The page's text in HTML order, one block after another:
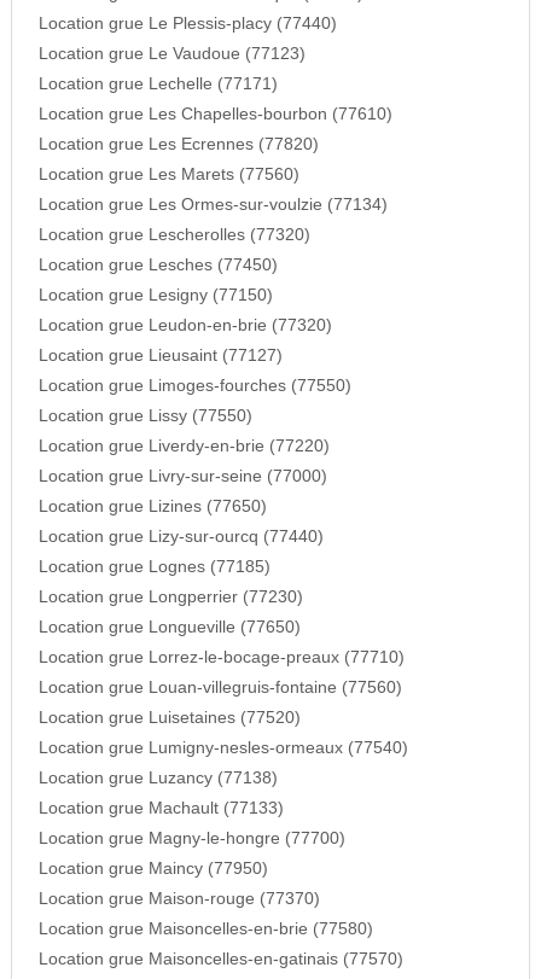
Location grue Le Plessis-placy (77440)
Location grue Le Vaudoue (77123)
Location grue Lechelle (77171)
Location grue Les Chapelles-bourbon (77610)
Location grue Les Ecrennes (77820)
Location grue Les Marets (77560)
Location grue Les Ormes-sur-voulzie (77134)
Location grue Lescherolles (77320)
Location grue Lesches (77450)
Location grue Lesigny (77150)
Location grue Leudon-en-brie (77320)
Location grue Lieusaint (77127)
Location grue Limoges-fourches (77550)
Location grue Lissy (77550)
Location grue Liverdy-en-brie (77220)
Location grue Livry-sur-seine (77000)
Location grue Lizines (77650)
Location grue Lizy-sur-ourcq (77440)
Location grue Lognes (77185)
Location grue Longperrier (77230)
Location grue Longueville (77650)
Location grue Lorrez-le-bocage-preaux (77710)
Location grue Louan-villegruis-fontaine (77560)
Location grue Luisetaines (77520)
Location grue Lumigny-nesles-ormeaux (77540)
Location grue Luzancy (77138)
Location grue Machault (77133)
Location grue Magny-le-hongre (77700)
Location grue Maincy (77950)
Location grue Maison-rouge (77370)
Location grue Maisoncelles-en-brie (77580)
Location grue Maisoncelles-en-gatinais (77570)